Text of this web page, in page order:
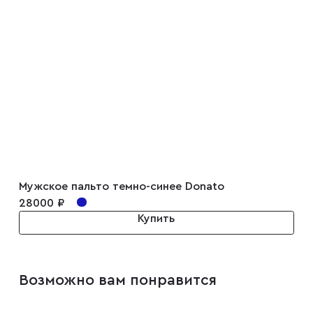
Галстуки
Мужское пальто темно-синее Donato
28000 ₽
Купить
Возможно вам понравится